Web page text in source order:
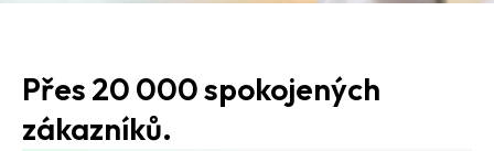
Přes 20 000 spokojených
zákazníků.